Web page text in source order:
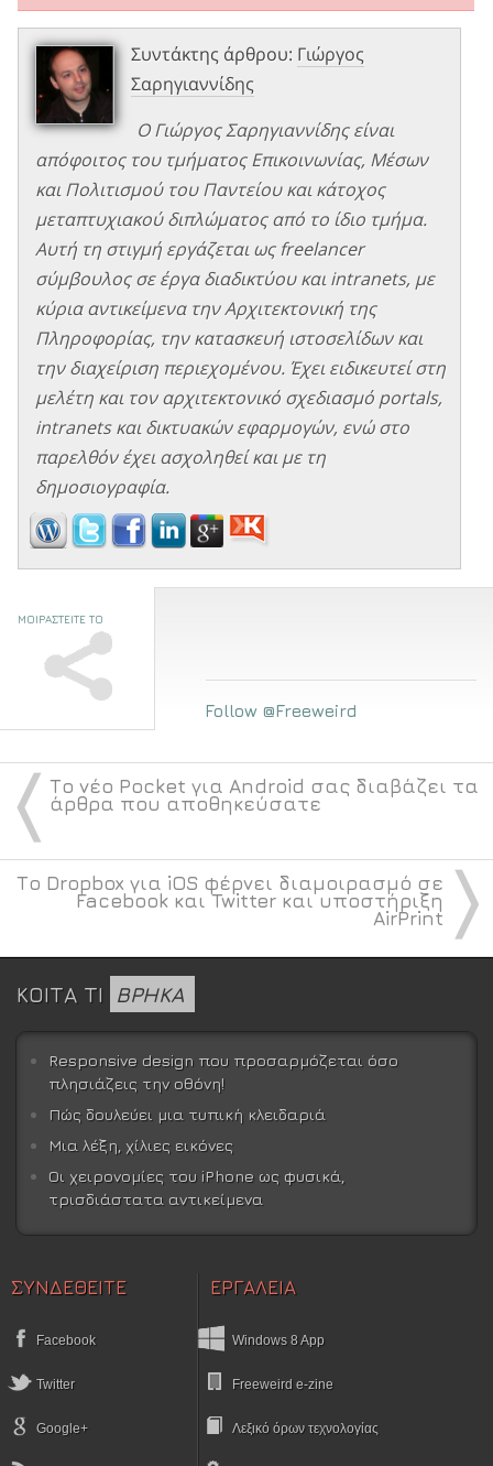
Συντάκτης άρθρου: Γιώργος
Σαρηγιαννίδης
Ο Γιώργος Σαρηγιαννίδης είναι
απόφοιτος του τμήματος Επικοινωνίας, Μέσων
και Πολιτισμού του Παντείου και κάτοχος
μεταπτυχιακού διπλώματος από το ίδιο τμήμα.
Αυτή τη στιγμή εργάζεται ως freelancer
σύμβουλος σε έργα διαδικτύου και intranets, με
κύρια αντικείμενα την Αρχιτεκτονική της
Πληροφορίας, την κατασκευή ιστοσελίδων και
την διαχείριση περιεχομένου. Έχει ειδικευτεί στη
μελέτη και τον αρχιτεκτονικό σχεδιασμό portals,
intranets και δικτυακών εφαρμογών, ενώ στο
παρελθόν έχει ασχοληθεί και με τη
δημοσιογραφία.
ΜΟΙΡΑΣΤΕΙΤΕ ΤΟ
Follow @Freeweird
〈 Το νέο Pocket για Android σας διαβάζει τα
άρθρα που αποθηκεύσατε
〉
Το Dropbox για iOS φέρνει διαμοιρασμό σε
Facebook και Twitter και υποστήριξη
AirPrint
ΚΟΙΤΑ ΤΙ ΒΡΗΚΑ
Responsive design που προσαρμόζεται όσο
πλησιάζεις την οθόνη!
Πώς δουλεύει μια τυπική κλειδαριά
Μια λέξη, χίλιες εικόνες
Οι χειρονομίες του iPhone ως φυσικά,
τρισδιάστατα αντικείμενα
ΣΥΝΔΕΘΕΙΤΕ
Facebook
Twitter
Google+
ΕΡΓΑΛΕΙΑ
Windows 8 App
Freeweird e-zine
Λεξικό όρων τεχνολογίας